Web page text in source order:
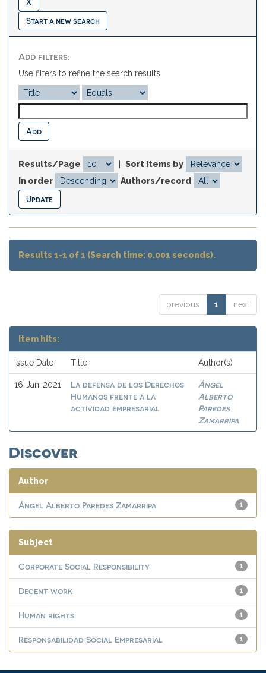
Start a new search
Add filters:
Use filters to refine the search results.
Results/Page
Sort items by
In order
Authors/record
Results 1-1 of 1 (Search time: 0.001 seconds).
previous 1 next
Item hits:
Issue Date Title Author(s)
16-Jan-2021
La defensa de los Derechos
Humanos frente a la
actividad empresarial
Ángel
Alberto
Paredes
Zamarripa
Discover
Author
1
Ángel Alberto Paredes Zamarripa
Subject
1
Corporate Social Responsibility
1
Decent work
1
Human rights
1
Responsabilidad Social Empresarial